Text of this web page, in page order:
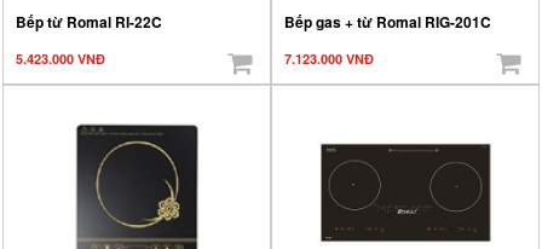
Bếp từ Romal RI-22C
5.423.000 VNĐ
Bếp gas + từ Romal RIG-201C
7.123.000 VNĐ